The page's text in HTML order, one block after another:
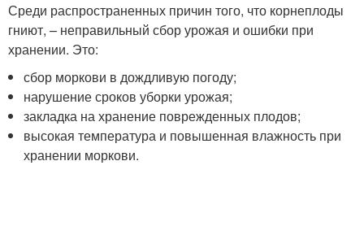
Среди распространенных причин того, что корнеплоды
гниют, – неправильный сбор урожая и ошибки при
хранении. Это:
сбор моркови в дождливую погоду;
нарушение сроков уборки урожая;
закладка на хранение поврежденных плодов;
высокая температура и повышенная влажность при
хранении моркови.